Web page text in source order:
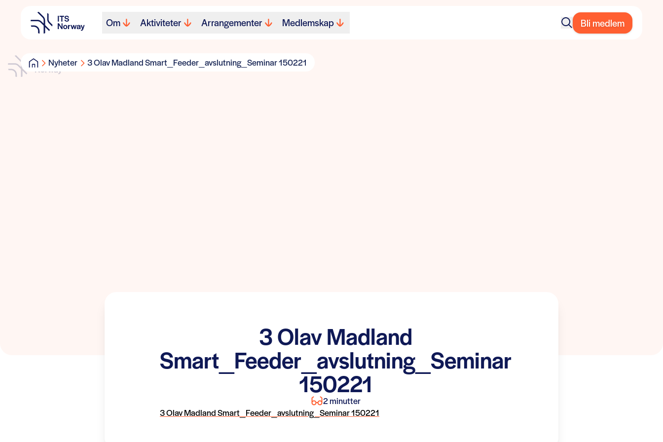
Om Aktiviteter Arrangementer Medlemskap Bli medlem
Nyheter 3 Olav Madland Smart_Feeder_avslutning_Seminar 150221
3 Olav Madland
Smart_Feeder_avslutning_Seminar
150221
2 minutter
3 Olav Madland Smart_Feeder_avslutning_Seminar 150221